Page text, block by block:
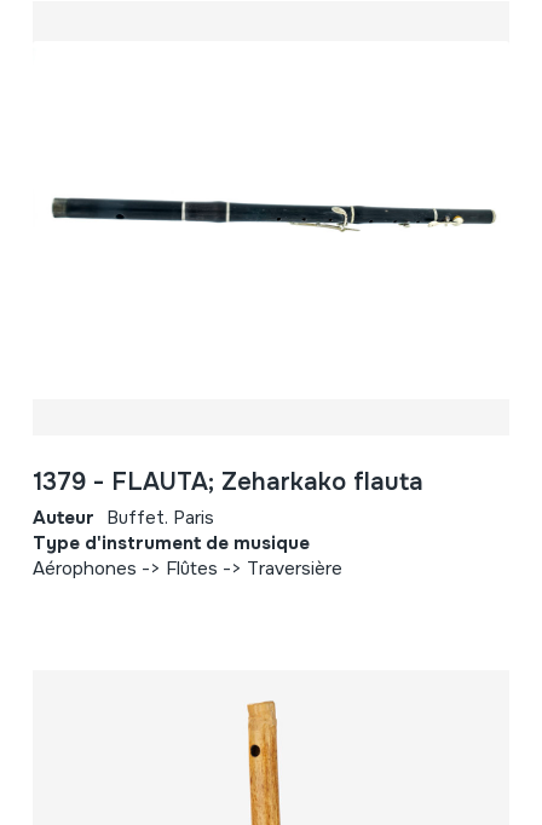
1379 - FLAUTA; Zeharkako flauta
Auteur Buffet. Paris
Type d'instrument de musique
Aérophones -> Flûtes -> Traversière